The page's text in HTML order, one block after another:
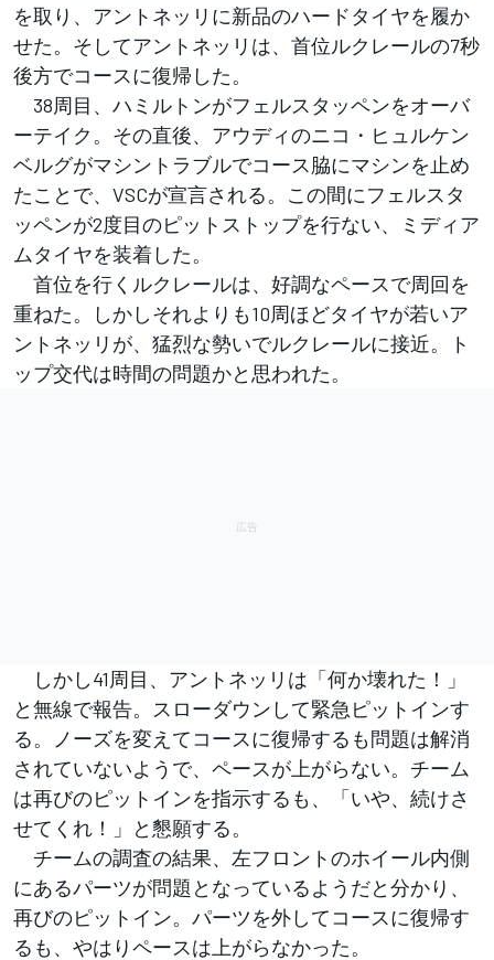
を取り、アントネッリに新品のハードタイヤを履か
せた。そしてアントネッリは、首位ルクレールの7秒
後方でコースに復帰した。
38周目、ハミルトンがフェルスタッペンをオーバ
ーテイク。その直後、アウディのニコ・ヒュルケン
ベルグがマシントラブルでコース脇にマシンを止め
たことで、VSCが宣言される。この間にフェルスタ
ッペンが2度目のピットストップを行ない、ミディア
ムタイヤを装着した。
首位を行くルクレールは、好調なペースで周回を
重ねた。しかしそれよりも10周ほどタイヤが若いア
ントネッリが、猛烈な勢いでルクレールに接近。ト
ップ交代は時間の問題かと思われた。
しかし41周目、アントネッリは「何か壊れた！」
と無線で報告。スローダウンして緊急ピットインす
る。ノーズを変えてコースに復帰するも問題は解消
されていないようで、ペースが上がらない。チーム
は再びのピットインを指示するも、「いや、続けさ
せてくれ！」と懇願する。
チームの調査の結果、左フロントのホイール内側
にあるパーツが問題となっているようだと分かり、
再びのピットイン。パーツを外してコースに復帰す
るも、やはりペースは上がらなかった。